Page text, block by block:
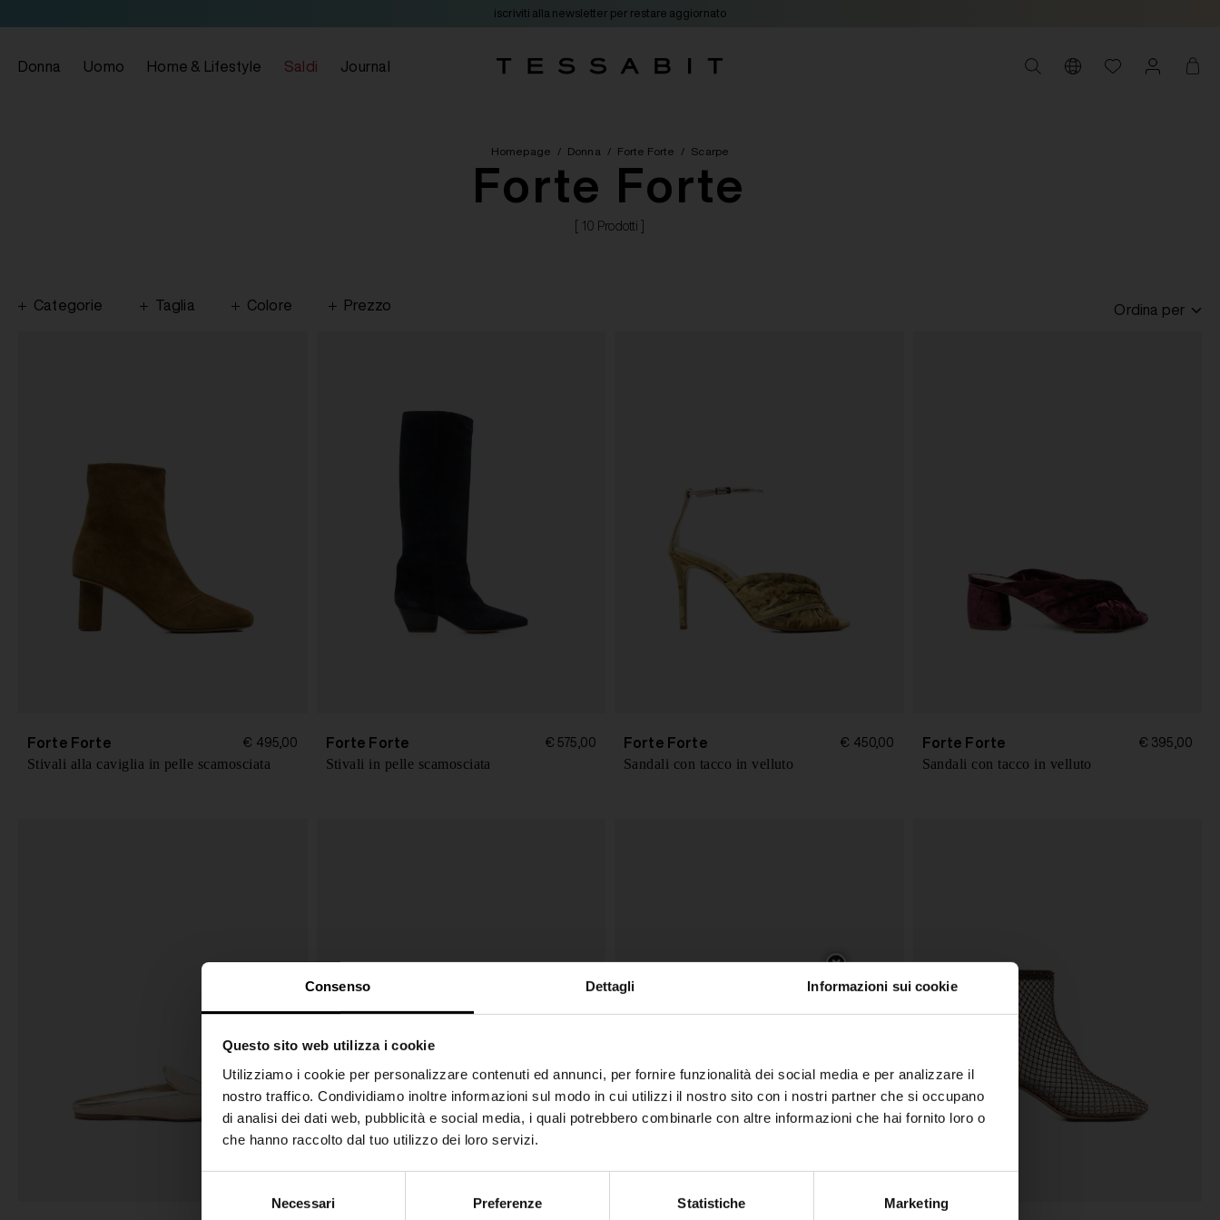
Consenso Dettagli Informazioni sui cookie
Questo sito web utilizza i cookie
Utilizziamo i cookie per personalizzare contenuti ed annunci, per fornire funzionalità dei social media e per analizzare il
nostro traffico. Condividiamo inoltre informazioni sul modo in cui utilizzi il nostro sito con i nostri partner che si occupano
di analisi dei dati web, pubblicità e social media, i quali potrebbero combinarle con altre informazioni che hai fornito loro o
che hanno raccolto dal tuo utilizzo dei loro servizi.
Necessari Preferenze Statistiche Marketing
iscriviti alla newsletter per restare aggiornato
Donna Uomo Home & Lifestyle Saldi Journal
Homepage / Donna / Forte Forte / Scarpe
Forte Forte
[ 10 Prodotti ]
Categorie Taglia Colore Prezzo Ordina per
Forte Forte € 495,00
Stivali alla caviglia in pelle scamosciata
Forte Forte € 575,00
Stivali in pelle scamosciata
Forte Forte € 450,00
Sandali con tacco in velluto
Forte Forte € 395,00
Sandali con tacco in velluto
SHIPPING TO UNITED STATES?
The shipping costs and items price are based on
destination country